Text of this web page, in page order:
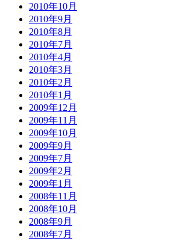
2010年10月
2010年9月
2010年8月
2010年7月
2010年4月
2010年3月
2010年2月
2010年1月
2009年12月
2009年11月
2009年10月
2009年9月
2009年7月
2009年2月
2009年1月
2008年11月
2008年10月
2008年9月
2008年7月